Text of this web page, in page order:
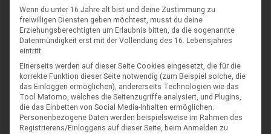
Wenn du unter 16 Jahre alt bist und deine Zustimmung zu
freiwilligen Diensten geben möchtest, musst du deine
Erziehungsberechtigten um Erlaubnis bitten, da die sogenannte
Datenmündigkeit erst mit der Vollendung des 16. Lebensjahres
eintritt.
Einerseits werden auf dieser Seite Cookies eingesetzt, die für die
korrekte Funktion dieser Seite notwendig (zum Beispiel solche, die
das Einloggen ermöglichen), andererseits Technologien wie das
Tool Matomo, welches die Seitenzugriffe analysiert, und Plugins,
die das Einbetten von Social Media-Inhalten ermöglichen.
Personenbezogene Daten werden beispielsweise im Rahmen des
Registrierens/Einloggens auf dieser Seite, beim Anmelden zu